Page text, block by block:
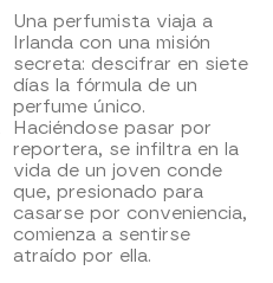
Una perfumista viaja a
Irlanda con una misión
secreta: descifrar en siete
días la fórmula de un
perfume único.
Haciéndose pasar por
reportera, se infiltra en la
vida de un joven conde
que, presionado para
casarse por conveniencia,
comienza a sentirse
atraído por ella.